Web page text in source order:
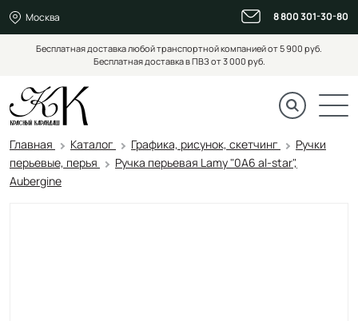
Москва 8 800 301-30-80
Бесплатная доставка любой транспортной компанией от 5 900 руб.
Бесплатная доставка в ПВЗ от 3 000 руб.
Главная Каталог Графика, рисунок, скетчинг
Ручки
перьевые, перья
Ручка перьевая Lamy "0A6 al-star",
Aubergine